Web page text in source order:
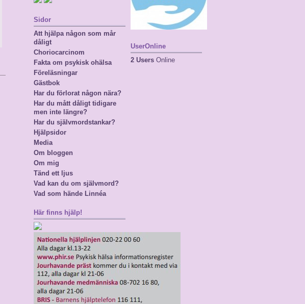
Sidor
Att hjälpa någon som mår
dåligt
Choriocarcinom
Fakta om psykisk ohälsa
Föreläsningar
Gästbok
Har du förlorat någon nära?
Har du mått dåligt tidigare
men inte längre?
Har du självmordstankar?
Hjälpsidor
Media
Om bloggen
Om mig
Tänd ett ljus
Vad kan du om självmord?
Vad som hände Linnéa
Här finns hjälp!
UserOnline
2 Users Online